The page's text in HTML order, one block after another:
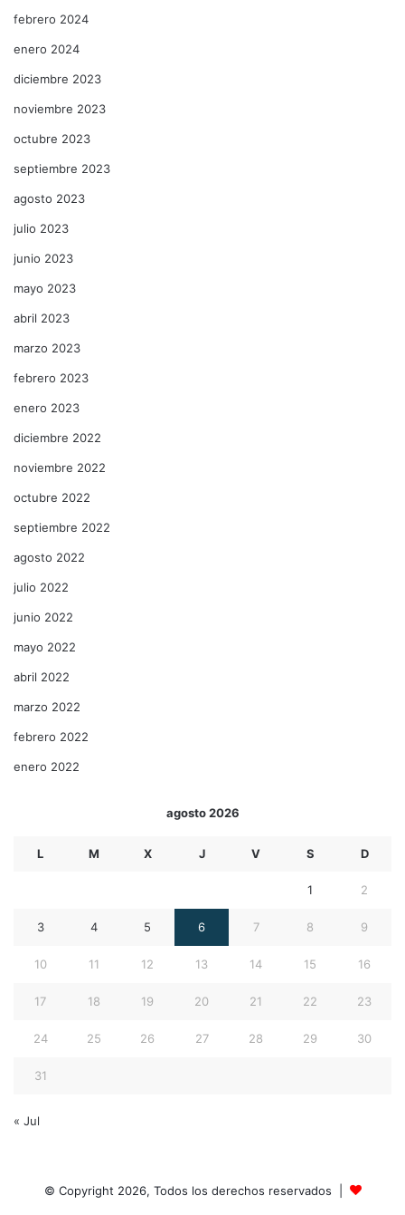
febrero 2024
enero 2024
diciembre 2023
noviembre 2023
octubre 2023
septiembre 2023
agosto 2023
julio 2023
junio 2023
mayo 2023
abril 2023
marzo 2023
febrero 2023
enero 2023
diciembre 2022
noviembre 2022
octubre 2022
septiembre 2022
agosto 2022
julio 2022
junio 2022
mayo 2022
abril 2022
marzo 2022
febrero 2022
enero 2022
agosto 2026
L M X J V S D
1 2
3 4 5 6 7 8 9
10 11 12 13 14 15 16
17 18 19 20 21 22 23
24 25 26 27 28 29 30
31
« Jul
© Copyright 2026, Todos los derechos reservados |